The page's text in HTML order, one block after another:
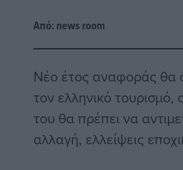
Από: news room
Νέο έτος αναφοράς θα
τον ελληνικό τουρισμό,
του θα πρέπει να
αλλαγή, ελλείψεις